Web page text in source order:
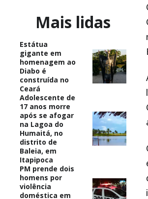
Mais lidas
Estátua
gigante em
homenagem ao
Diabo é
construída no
Ceará
Adolescente de
17 anos morre
após se afogar
na Lagoa do
Humaitá, no
distrito de
Baleia, em
Itapipoca
PM prende dois
homens por
violência
doméstica em